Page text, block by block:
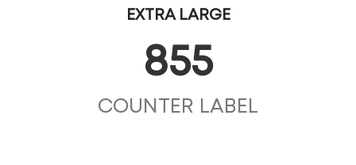
EXTRA LARGE
855
COUNTER LABEL